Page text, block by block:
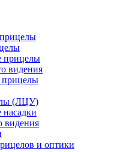
прицелы
видения
прицелы
(ЛЦУ)
видения
и оптики